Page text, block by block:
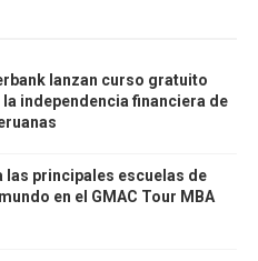
lanzan curso gratuito
independencia financiera de
las principales escuelas de
en el GMAC Tour MBA